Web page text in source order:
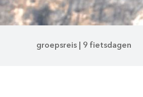
groepsreis | 9 fietsdagen